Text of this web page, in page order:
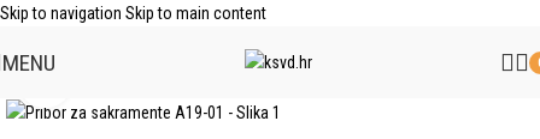
Skip to navigation Skip to main content
MENU